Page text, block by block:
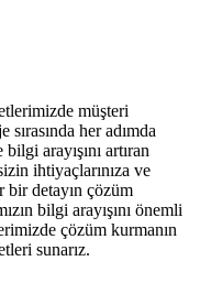
müşteri
her adımda
arayışını artıran
ihtiyaçlarınıza ve
bir detayın çözüm
bilgi arayışını önemli
çözüm kurmanın
sunarız.